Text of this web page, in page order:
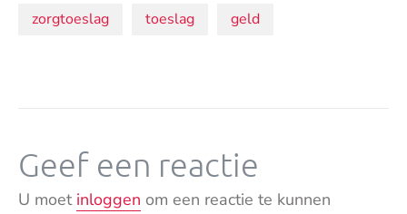
Onderwerpen:
zorgtoeslag toeslag geld
Geef een reactie
U moet inloggen om een reactie te kunnen